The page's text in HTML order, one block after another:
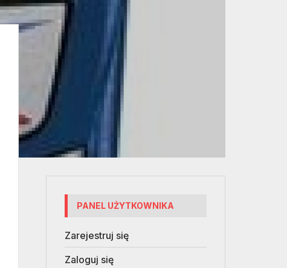
PANEL UŻYTKOWNIKA
Zarejestruj się
Zaloguj się